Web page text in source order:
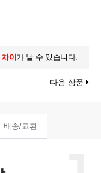
차이 가 날 수 있습니다.
다음 상품
배송/교환